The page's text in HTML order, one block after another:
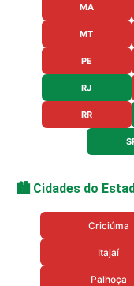
MA
MT
PE
RJ
RR
🏙️ Cidades do
Criciúma
Itajaí
Palhoça